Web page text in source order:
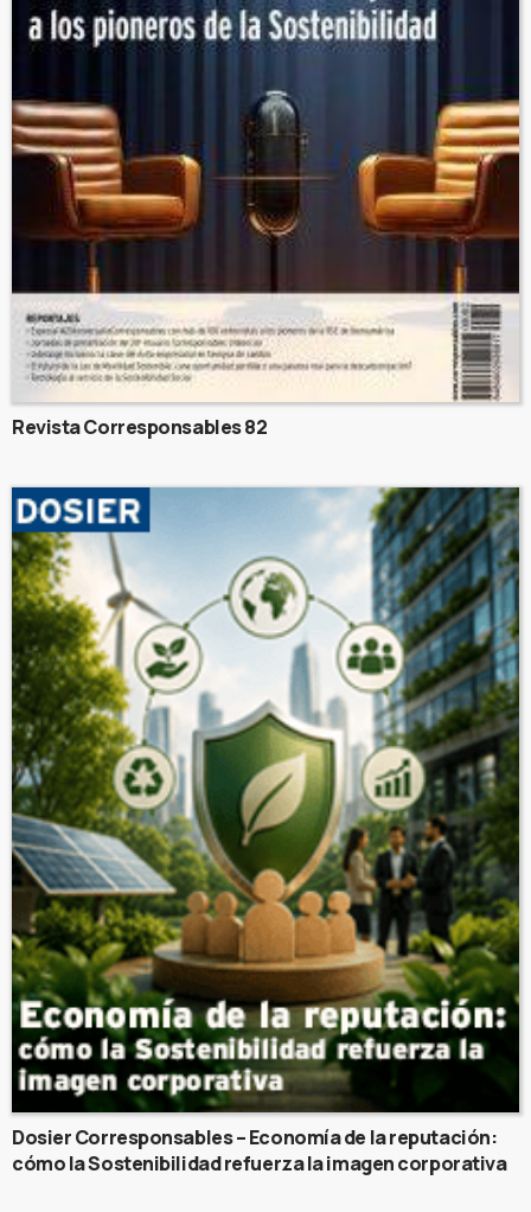
Revista Corresponsables 82
Dosier Corresponsables – Economía de la reputación:
cómo la Sostenibilidad refuerza la imagen corporativa